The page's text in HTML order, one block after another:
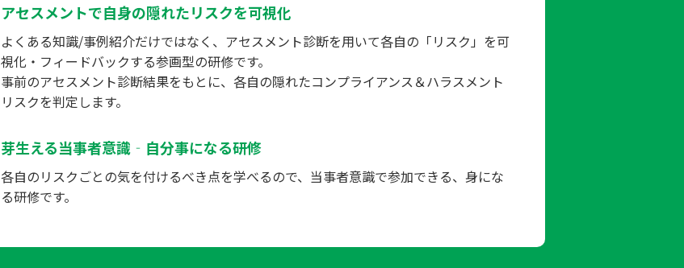
アセスメントで自身の隠れたリスクを可視化
よくある知識/事例紹介だけではなく、アセスメント診断を用いて各自の「リスク」を可
視化・フィードバックする参画型の研修です。
事前のアセスメント診断結果をもとに、各自の隠れたコンプライアンス＆ハラスメント
リスクを判定します。
芽生える当事者意識‐自分事になる研修
各自のリスクごとの気を付けるべき点を学べるので、当事者意識で参加できる、身にな
る研修です。